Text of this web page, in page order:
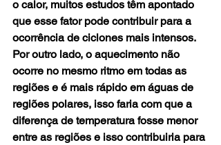
o calor, muitos estudos têm apontado
que esse fator pode contribuir para a
ocorrência de ciclones mais intensos.
Por outro lado, o aquecimento não
ocorre no mesmo ritmo em todas as
regiões e é mais rápido em águas de
regiões polares, isso faria com que a
diferença de temperatura fosse menor
entre as regiões e isso contribuiria para